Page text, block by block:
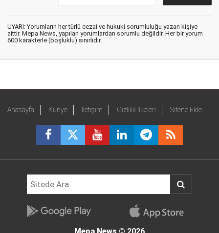
UYARI: Yorumların her türlü cezai ve hukuki sorumluluğu yazan kişiye
aittir. Mepa News, yapılan yorumlardan sorumlu değildir. Her bir yorum
600 karakterle (boşluklu) sınırlıdır.
Anasayfa Künye İletişim Gizlilik İlkeleri Sitene Ekle
Mepa News © 2026